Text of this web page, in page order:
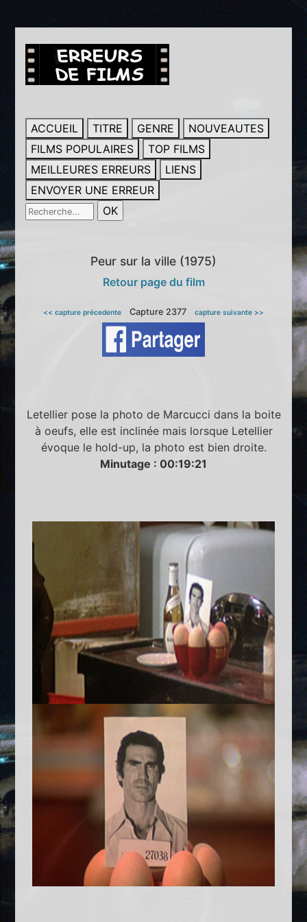
ACCUEIL TITRE GENRE
NOUVEAUTES
FILMS POPULAIRES
TOP FILMS
MEILLEURES ERREURS
LIENS
ENVOYER UNE ERREUR
Peur sur la ville (1975)
Retour page du film
<< capture précedente Capture 2377 capture suivante >>
Letellier pose la photo de Marcucci dans la boite
à oeufs, elle est inclinée mais lorsque Letellier
évoque le hold-up, la photo est bien droite.
Minutage : 00:19:21